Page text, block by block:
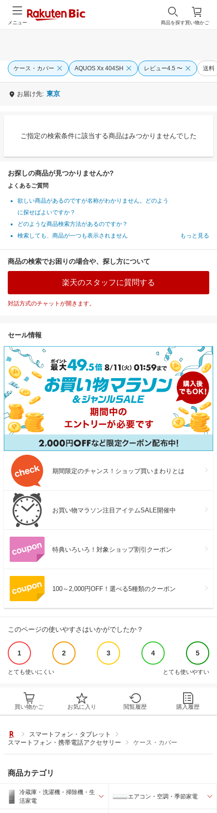
買い物かご
商品を探す
メニュー
ケース・カバー AQUOS Xx 404SH レビュー4.5 〜 送料
お届け先: 東京
ご指定の検索条件に該当する商品はみつかりませんでした
お探しの商品が見つかりませんか?
よくあるご質問
欲しい商品があるのですが名称がわかりません。どのよう
に探せばよいですか？
どのような商品検索方法があるのですか？
検索しても、商品が一つも表示されません
もっと見る
商品の検索でお困りの場合や、探し方について
楽天のスタッフに質問する
対話方式のチャットが開きます。
セール情報
期間限定のチャンス！ショップ買いまわりとは
お買い物マラソン注目アイテムSALE開催中
特典いろいろ！対象ショップ割引クーポン
100～2,000円OFF！選べる5種類のクーポン
このページの使いやすさはいかがでしたか？
1 2 3 4 5
とても使いにくい とても使いやすい
買い物かご お気に入り 閲覧履歴 購入履歴
スマートフォン・タブレット
スマートフォン・携帯電話アクセサリー
ケース・カバー
商品カテゴリ
冷蔵庫・洗濯機・掃除機・生
活家電
エアコン・空調・季節家電